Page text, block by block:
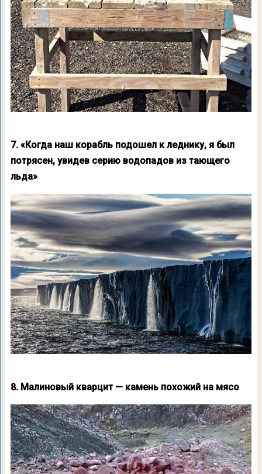
7. «Когда наш корабль подошел к леднику, я был
потрясен, увидев серию водопадов из тающего
льда»
8. Малиновый кварцит — камень похожий на мясо